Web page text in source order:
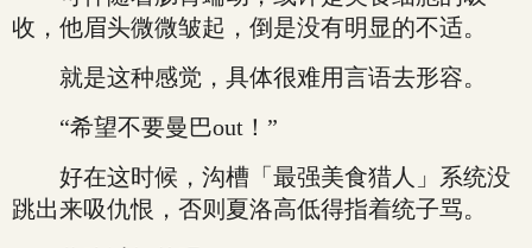
收，他眉头微微皱起，倒是没有明显的不适。
就是这种感觉，具体很难用言语去形容。
“希望不要曼巴out！”
好在这时候，沟槽「最强美食猎人」系统没
跳出来吸仇恨，否则夏洛高低得指着统子骂。